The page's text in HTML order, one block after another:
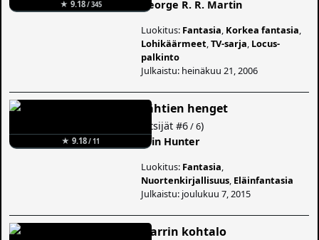
★ 9.18/ 345
George R. R. Martin
Luokitus: Fantasia Korkea fantasia
Lohikäärmeet ,TV-sarja Locus-
palkinto
Julkaistu: heinäkuu 21, 2006
★ 9.18/ 11
Tähtien henget
Etsijät #6/ 6)
Erin Hunter
Luokitus: Fantasia
Nuortenkirjallisuus Eläinfantasia
Julkaistu: joulukuu 7, 2015
Narrin kohtalo